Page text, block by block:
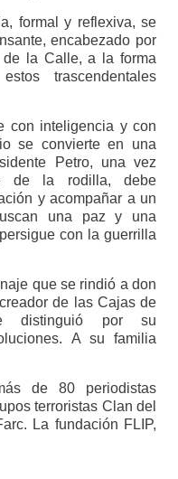
formal y reflexiva, se
encabezado por
de la Calle, a la forma
trascendentales
con inteligencia y con
se convierte en una
Petro, una vez
de la rodilla, debe
y acompañar a un
una paz y una
con la guerrilla
que se rindió a don
de las Cajas de
distinguió por su
A su familia
de 80 periodistas
terroristas Clan del
La fundación FLIP,